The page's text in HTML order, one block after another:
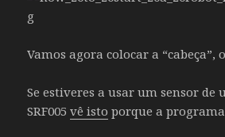
Vamos agora colocar a “cabeça”,
Se estiveres a usar um sensor de
SRF005vê isto porque a